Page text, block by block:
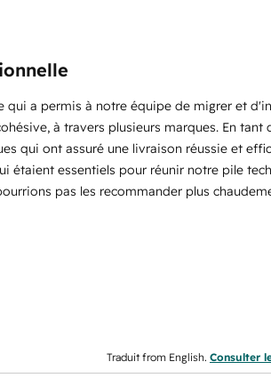
qui a permis à notre équipe de migrer et
à travers plusieurs marques. En tant
qui ont assuré une livraison réussie et
étaient essentiels pour réunir notre pile
pas les recommander plus
Traduit from English. Consulter